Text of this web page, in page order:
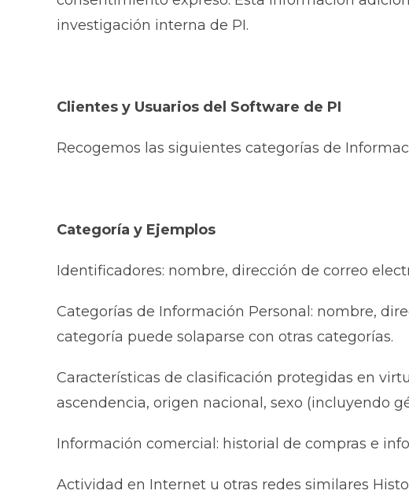
investigación interna de PI.
Clientes y Usuarios del Software de PI
Recogemos las siguientes categorías de
Categoría y Ejemplos
Identificadores: nombre, dirección de correo
Categorías de Información Personal: nombre,
categoría puede solaparse con otras categorías.
Características de clasificación protegidas en
ascendencia, origen nacional, sexo (incluyendo
Información comercial: historial de compras e
Actividad en Internet u otras redes similares